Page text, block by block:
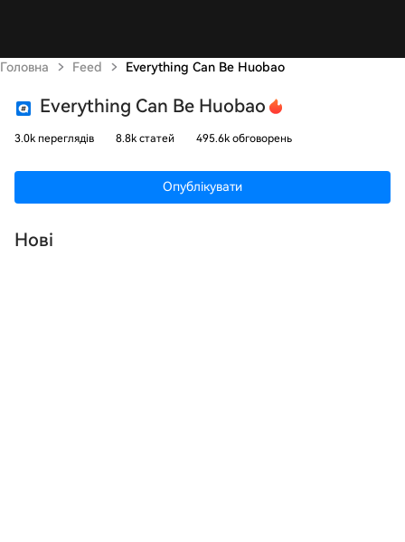
Головна Feed Everything Can Be Huobao
Everything Can Be Huobao
3.0k переглядів 8.8k статей 495.6k обговорень
Опублікувати
Нові